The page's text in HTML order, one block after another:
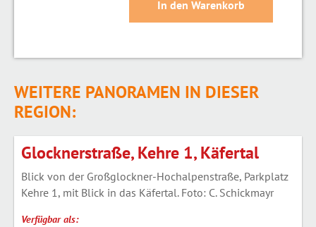
WEITERE PANORAMEN IN DIESER
REGION:
Glocknerstraße, Kehre 1, Käfertal
Blick von der Großglockner-Hochalpenstraße, Parkplatz
Kehre 1, mit Blick in das Käfertal. Foto: C. Schickmayr
Verfügbar als: